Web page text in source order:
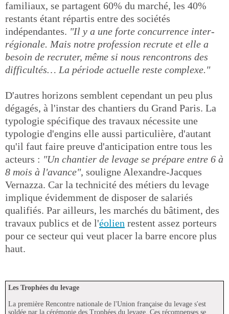
familiaux, se partagent 60% du marché, les 40%
restants étant répartis entre des sociétés
indépendantes. "Il y a une forte concurrence inter-
régionale. Mais notre profession recrute et elle a
besoin de recruter, même si nous rencontrons des
difficultés… La période actuelle reste complexe."
D'autres horizons semblent cependant un peu plus
dégagés, à l'instar des chantiers du Grand Paris. La
typologie spécifique des travaux nécessite une
typologie d'engins elle aussi particulière, d'autant
qu'il faut faire preuve d'anticipation entre tous les
acteurs : "Un chantier de levage se prépare entre 6 à
8 mois à l'avance", souligne Alexandre-Jacques
Vernazza. Car la technicité des métiers du levage
implique évidemment de disposer de salariés
qualifiés. Par ailleurs, les marchés du bâtiment, des
travaux publics et de l'éolien restent assez porteurs
pour ce secteur qui veut placer la barre encore plus
haut.
Les Trophées du levage
La première Rencontre nationale de l'Union française du levage s'est
soldée par la cérémonie des Trophées du levage. Ces récompenses se